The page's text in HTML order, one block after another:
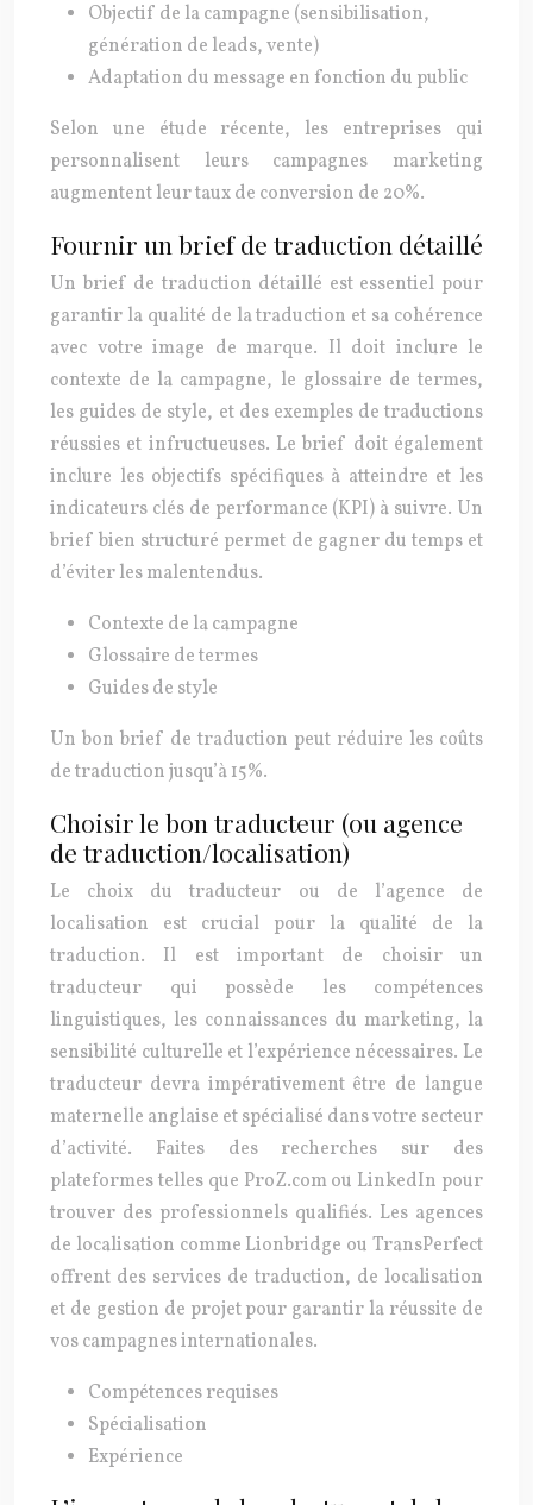
Objectif de la campagne (sensibilisation,
génération de leads, vente)
Adaptation du message en fonction du public
Selon une étude récente, les entreprises qui
personnalisent leurs campagnes marketing
augmentent leur taux de conversion de 20%.
Fournir un brief de traduction détaillé
Un brief de traduction détaillé est essentiel pour
garantir la qualité de la traduction et sa cohérence
avec votre image de marque. Il doit inclure le
contexte de la campagne, le glossaire de termes,
les guides de style, et des exemples de traductions
réussies et infructueuses. Le brief doit également
inclure les objectifs spécifiques à atteindre et les
indicateurs clés de performance (KPI) à suivre. Un
brief bien structuré permet de gagner du temps et
d’éviter les malentendus.
Contexte de la campagne
Glossaire de termes
Guides de style
Un bon brief de traduction peut réduire les coûts
de traduction jusqu’à 15%.
Choisir le bon traducteur (ou agence
de traduction/localisation)
Le choix du traducteur ou de l’agence de
localisation est crucial pour la qualité de la
traduction. Il est important de choisir un
traducteur qui possède les compétences
linguistiques, les connaissances du marketing, la
sensibilité culturelle et l’expérience nécessaires. Le
traducteur devra impérativement être de langue
maternelle anglaise et spécialisé dans votre secteur
d’activité. Faites des recherches sur des
plateformes telles que ProZ.com ou LinkedIn pour
trouver des professionnels qualifiés. Les agences
de localisation comme Lionbridge ou TransPerfect
offrent des services de traduction, de localisation
et de gestion de projet pour garantir la réussite de
vos campagnes internationales.
Compétences requises
Spécialisation
Expérience